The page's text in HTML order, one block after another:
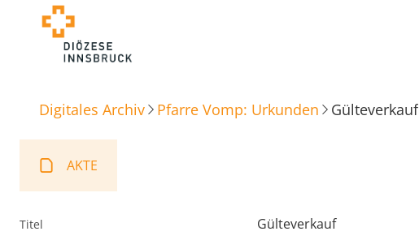
Digitales Archiv Pfarre Vomp: Urkunden Gülteverkauf
AKTE
Titel Gülteverkauf